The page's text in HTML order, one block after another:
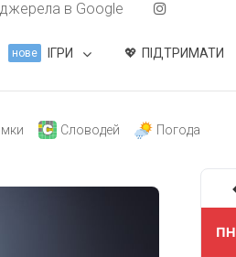
в Google
нове ІГРИ ПІДТРИМАТИ
Словодей Погода
ПН